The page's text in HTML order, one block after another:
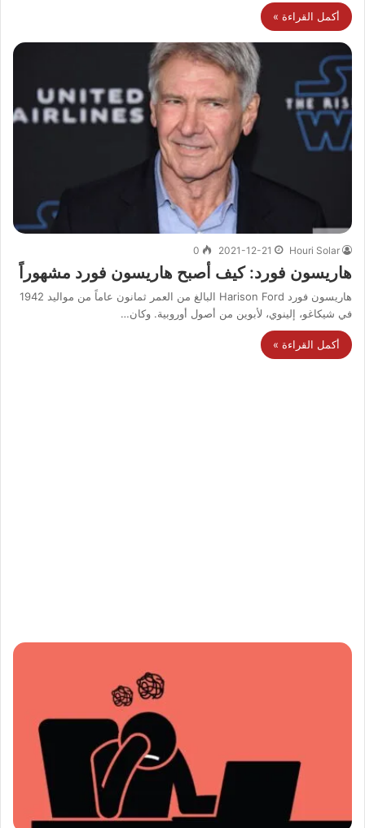
أكمل القراءة »
Houri Solar
2021-12-21
0
هاريسون فورد: كيف أصبح هاريسون فورد مشهوراً
هاريسون فورد Harison Ford البالغ من العمر ثمانون عاماً من مواليد 1942
في شيكاغو، إلينوي، لأبوين من أصول أوروبية. وكان…
أكمل القراءة »